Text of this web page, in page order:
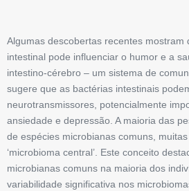
Algumas descobertas recentes mostram
intestinal pode influenciar o humor e a
intestino-cérebro – um sistema de
sugere que as bactérias intestinais
neurotransmissores, potencialmente
ansiedade e depressão. A maioria das
de espécies microbianas comuns,
‘microbioma central’. Este conceito
microbianas comuns na maioria dos
variabilidade significativa nos